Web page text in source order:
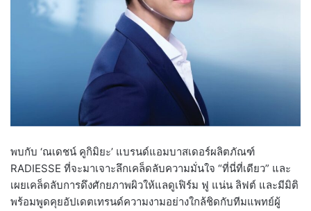
พบกับ ‘ณเดชน์ คูกิมิยะ’ แบรนด์แอมบาสเดอร์ผลิตภัณฑ์
RADIESSE ที่จะมาเจาะลึกเคล็ดลับความมั่นใจ “ที่นี่ที่เดียว” และ
เผยเคล็ดลับการดึงศักยภาพผิวให้แลดูเฟิร์ม ฟู แน่น ลิฟต์ และมีมิติ
พร้อมพูดคุยอัปเดตเทรนด์ความงามอย่างใกล้ชิดกับทีมแพทย์ผู้